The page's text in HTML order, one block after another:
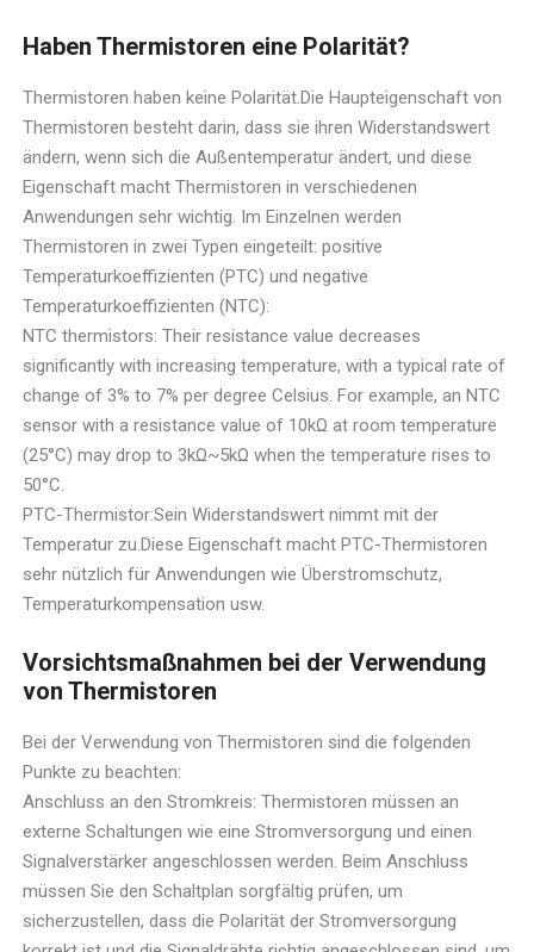
Haben Thermistoren eine Polarität?
Thermistoren haben keine Polarität.Die Haupteigenschaft von
Thermistoren besteht darin, dass sie ihren Widerstandswert
ändern, wenn sich die Außentemperatur ändert, und diese
Eigenschaft macht Thermistoren in verschiedenen
Anwendungen sehr wichtig. Im Einzelnen werden
Thermistoren in zwei Typen eingeteilt: positive
Temperaturkoeffizienten (PTC) und negative
Temperaturkoeffizienten (NTC):
NTC thermistors: Their resistance value decreases
significantly with increasing temperature, with a typical rate of
change of 3% to 7% per degree Celsius. For example, an NTC
sensor with a resistance value of 10kΩ at room temperature
(25°C) may drop to 3kΩ~5kΩ when the temperature rises to
50°C.
PTC-Thermistor:Sein Widerstandswert nimmt mit der
Temperatur zu.Diese Eigenschaft macht PTC-Thermistoren
sehr nützlich für Anwendungen wie Überstromschutz,
Temperaturkompensation usw.
Vorsichtsmaßnahmen bei der Verwendung
von Thermistoren
Bei der Verwendung von Thermistoren sind die folgenden
Punkte zu beachten:
Anschluss an den Stromkreis: Thermistoren müssen an
externe Schaltungen wie eine Stromversorgung und einen
Signalverstärker angeschlossen werden. Beim Anschluss
müssen Sie den Schaltplan sorgfältig prüfen, um
sicherzustellen, dass die Polarität der Stromversorgung